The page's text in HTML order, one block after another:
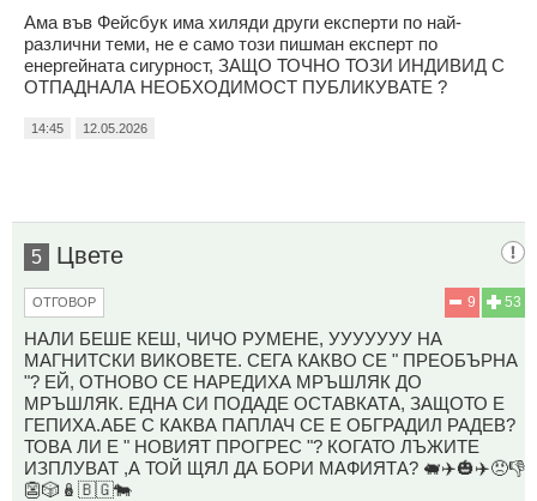
Ама във Фейсбук има хиляди други експерти по най-
различни теми, не е само този пишман експерт по
енергейната сигурност, ЗАЩО ТОЧНО ТОЗИ ИНДИВИД С
ОТПАДНАЛА НЕОБХОДИМОСТ ПУБЛИКУВАТЕ ?
14:45 12.05.2026
5 Цвете
53
9
ОТГОВОР
НАЛИ БЕШЕ КЕШ, ЧИЧО РУМЕНЕ, УУУУУУУ НА
МАГНИТСКИ ВИКОВЕТЕ. СЕГА КАКВО СЕ " ПРЕОБЪРНА
"? ЕЙ, ОТНОВО СЕ НАРЕДИХА МРЪШЛЯК ДО
МРЪШЛЯК. ЕДНА СИ ПОДАДЕ ОСТАВКАТА, ЗАЩОТО Е
ГЕПИХА.АБЕ С КАКВА ПАПЛАЧ СЕ Е ОБГРАДИЛ РАДЕВ?
ТОВА ЛИ Е " НОВИЯТ ПРОГРЕС "? КОГАТО ЛЪЖИТЕ
ИЗПЛУВАТ ,А ТОЙ ЩЯЛ ДА БОРИ МАФИЯТА? 🐖✈️🎃✈️😠👎
👺🎲🪆🇧🇬🐄